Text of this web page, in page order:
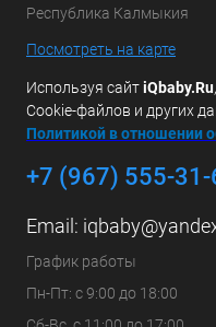
Республика Калмыкия
Посмотреть на карте
Используя сайтiQbaby.Ru
Cookie-файлов и других
Политикой в отношении
+7 (967) 555-31-
Email:
График работы
Пн-Пт: с 9:00 до 18:00